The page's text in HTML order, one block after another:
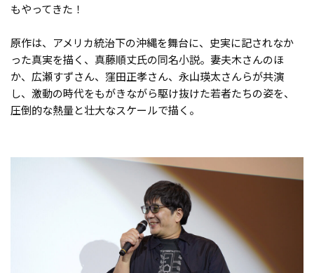
もやってきた！
原作は、アメリカ統治下の沖縄を舞台に、史実に記されなか
った真実を描く、真藤順丈氏の同名小説。妻夫木さんのほ
か、広瀬すずさん、窪田正孝さん、永山瑛太さんらが共演
し、激動の時代をもがきながら駆け抜けた若者たちの姿を、
圧倒的な熱量と壮大なスケールで描く。